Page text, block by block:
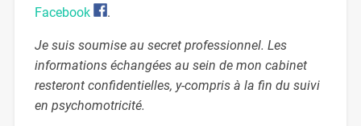
Facebook
.
Je suis soumise au secret professionnel. Les
informations échangées au sein de mon cabinet
resteront confidentielles, y-compris à la fin du suivi
en psychomotricité.